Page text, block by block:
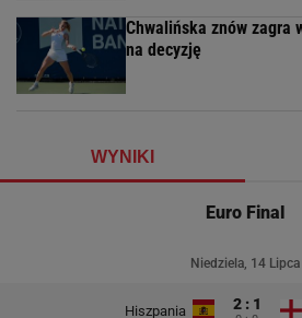
Chwalińska znów zagra
na decyzję
WYNIKI
Euro Final
Niedziela, 14 Lipca
Hiszpania 2 : 1